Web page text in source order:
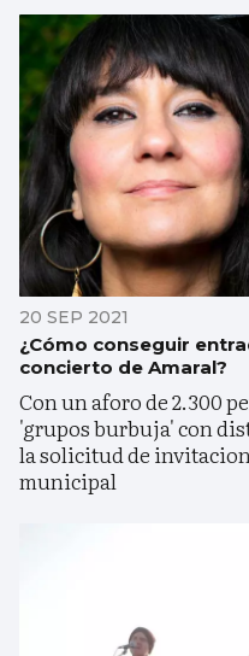
20 SEP 2021
¿Cómo conseguir
concierto de Amaral?
Con un aforo de 2.300
'grupos burbuja' con
la solicitud de
municipal